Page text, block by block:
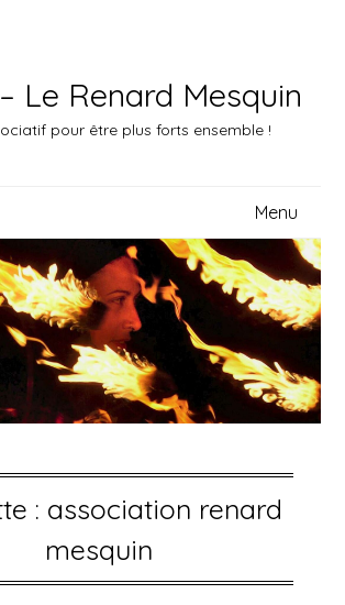
Le Renard Mesquin
pour être plus forts ensemble !
Menu
: association renard
mesquin